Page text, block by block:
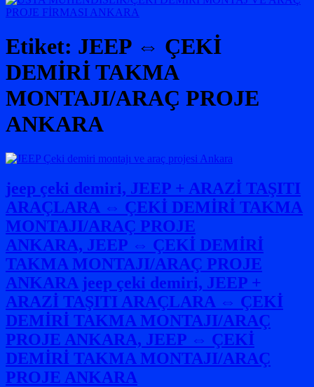
Etiket: JEEP ⇔ ÇEKİ
DEMİRİ TAKMA
MONTAJI/ARAÇ PROJE
ANKARA
jeep çeki demiri, JEEP + ARAZİ TAŞITI
ARAÇLARA ⇔ ÇEKİ DEMİRİ TAKMA
MONTAJI/ARAÇ PROJE
ANKARA, JEEP ⇔ ÇEKİ DEMİRİ
TAKMA MONTAJI/ARAÇ PROJE
ANKARA jeep çeki demiri, JEEP +
ARAZİ TAŞITI ARAÇLARA ⇔ ÇEKİ
DEMİRİ TAKMA MONTAJI/ARAÇ
PROJE ANKARA, JEEP ⇔ ÇEKİ
DEMİRİ TAKMA MONTAJI/ARAÇ
PROJE ANKARA